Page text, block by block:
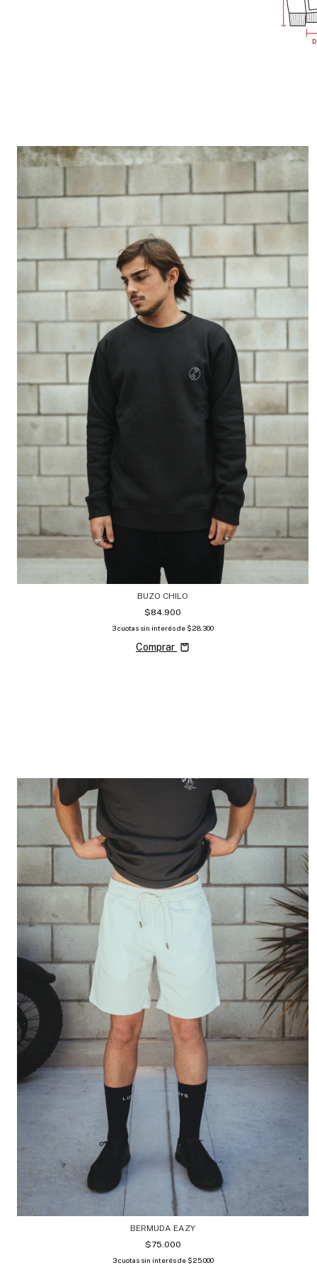
BUZO CHILO
$84.900
3cuotas sin interés de $28.300
Comprar
BERMUDA EAZY
$75.000
3 cuotas sin interés de $25.000